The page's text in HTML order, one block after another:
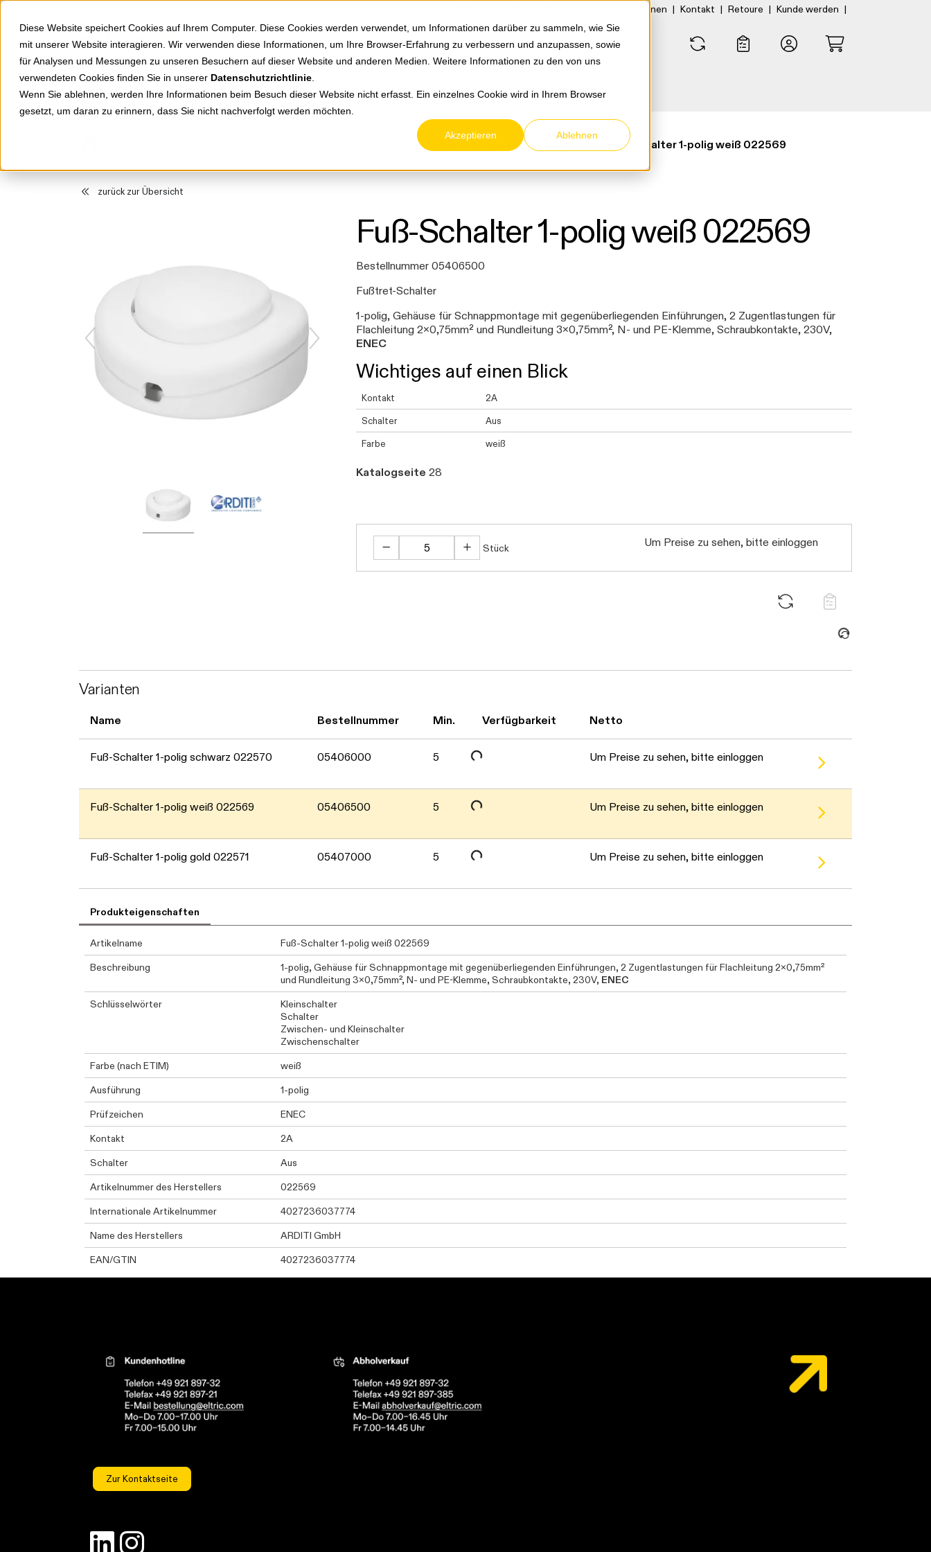
Diese Website speichert Cookies auf Ihrem Computer. Diese Cookies werden verwendet, um Informationen darüber zu sammeln, wie Sie
mit unserer Website interagieren. Wir verwenden diese Informationen, um Ihre Browser-Erfahrung zu verbessern und anzupassen, sowie
für Analysen und Messungen zu unseren Besuchern auf dieser Website und anderen Medien. Weitere Informationen zu den von uns
verwendeten Cookies finden Sie in unserer Datenschutzrichtlinie
Wenn Sie ablehnen, werden Ihre Informationen beim Besuch dieser Website nicht erfasst. Ein einzelnes Cookie wird in Ihrem Browser
gesetzt, um daran zu erinnern, dass Sie nicht nachverfolgt werden möchten.
Akzeptieren Ablehnen
Springe zu Hauptinhalt Ihre Ansprechpartner:innen | Kontakt | Retoure | Kunde werden |
Markenwelten Service & Retouren Karriere Über eltric
Zwischen- & Kleinschalter Fußtret-Schalter Fuß-Schalter 1-polig weiß 022569
zurück zur Übersicht
Fuß-Schalter 1-polig weiß 022569
Bestellnummer 05406500
Fußtret-Schalter
1-polig, Gehäuse für Schnappmontage mit gegenüberliegenden Einführungen, 2 Zugentlastungen für
Flachleitung 2x0,75mm² und Rundleitung 3x0,75mm², N- und PE-Klemme, Schraubkontakte, 230V,
ENEC
Wichtiges auf einen Blick
Kontakt 2A
Schalter Aus
Farbe weiß
Katalogseite 28
Stück Um Preise zu sehen, bitte einloggen Daten werden geladen. Bitte warten...
Varianten
Name Bestellnummer Min. Verfügbarkeit Netto
Fuß-Schalter 1-polig schwarz 022570 05406000 5 Daten werden geladen. Bitte warten... Um Preise zu sehen, bitte einloggen
Fuß-Schalter 1-polig weiß 022569 05406500 5 Daten werden geladen. Bitte warten... Um Preise zu sehen, bitte einloggen
Fuß-Schalter 1-polig gold 022571 05407000 5 Daten werden geladen. Bitte warten... Um Preise zu sehen, bitte einloggen
Produkteigenschaften
Artikelname
Fuß-Schalter 1-polig weiß 022569
Beschreibung
1-polig, Gehäuse für Schnappmontage mit gegenüberliegenden Einführungen, 2 Zugentlastungen für Flachleitung 2x0,75mm²
und Rundleitung 3x0,75mm², N- und PE-Klemme, Schraubkontakte, 230V, ENEC
Schlüsselwörter
Kleinschalter
Schalter
Zwischen- und Kleinschalter
Zwischenschalter
Farbe (nach ETIM)
weiß
Ausführung
1-polig
Prüfzeichen
ENEC
Kontakt
2A
Schalter
Aus
Artikelnummer des Herstellers
022569
Internationale Artikelnummer
4027236037774
Name des Herstellers
ARDITI GmbH
EAN/GTIN
4027236037774
Zur Kontaktseite